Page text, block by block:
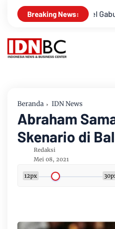
Breaking News:
Apel Gabungan
Beranda IDN News
Abraham
Skenario di
Redaksi
Mei 08, 2021
12px